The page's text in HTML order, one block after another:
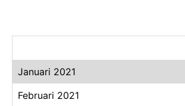
Januari 2021
Februari 2021